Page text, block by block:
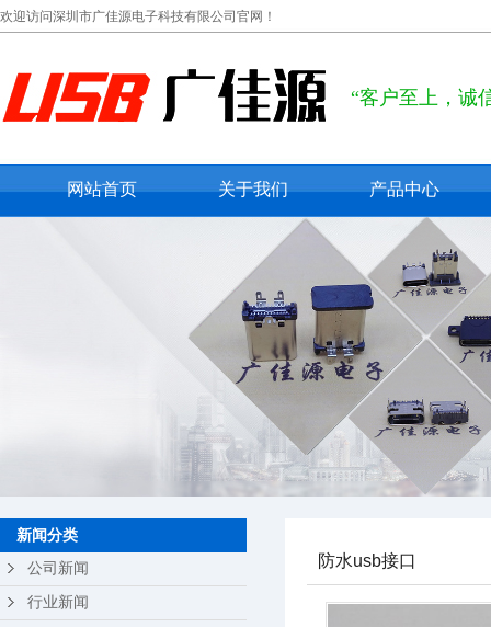
欢迎访问深圳市广佳源电子科技有限公司官网！
“客户至上，诚
网站首页 关于我们
公司概况
联系我们
在线留言
产品中心
usb type c
usb 2.0
usb 3.0
micro usb
mini usb
防水usb接口
轻触开关
新闻分类
公司新闻
行业新闻
防水usb接口